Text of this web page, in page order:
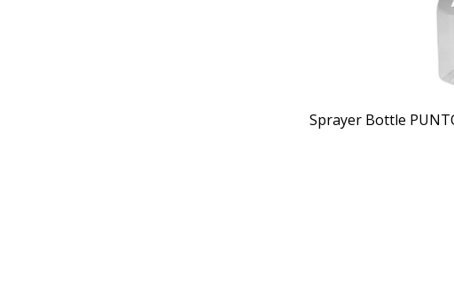
Sprayer Bottle